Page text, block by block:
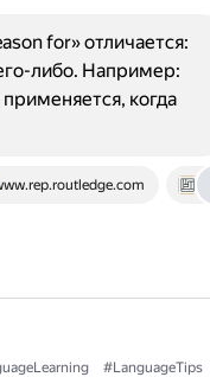
for» отличается:
либо. Например:
когда
#LanguageTips